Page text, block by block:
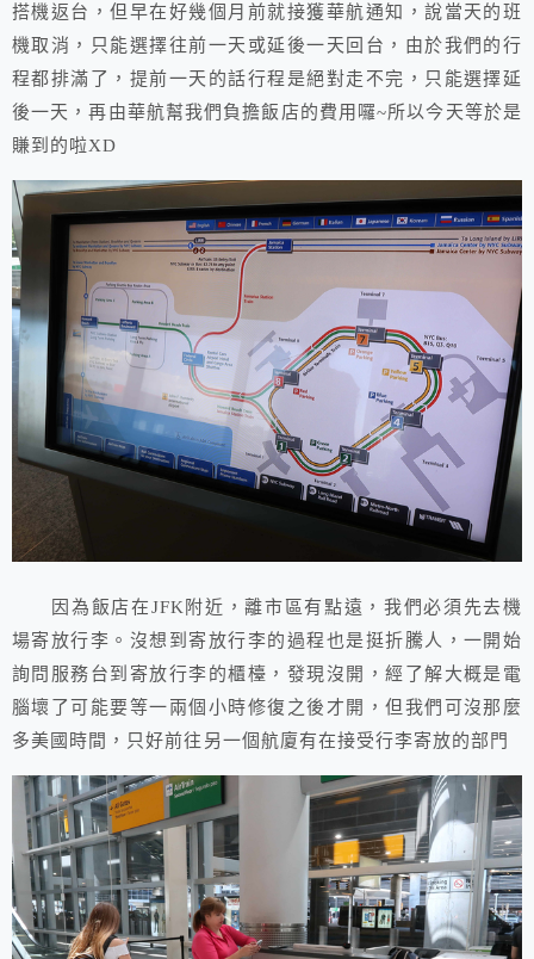
搭機返台，但早在好幾個月前就接獲華航通知，說當天的班
機取消，只能選擇往前一天或延後一天回台，由於我們的行
程都排滿了，提前一天的話行程是絕對走不完，只能選擇延
後一天，再由華航幫我們負擔飯店的費用囉~所以今天等於是
賺到的啦XD
因為飯店在JFK附近，離市區有點遠，我們必須先去機
場寄放行李。沒想到寄放行李的過程也是挺折騰人，一開始
詢問服務台到寄放行李的櫃檯，發現沒開，經了解大概是電
腦壞了可能要等一兩個小時修復之後才開，但我們可沒那麼
多美國時間，只好前往另一個航廈有在接受行李寄放的部門